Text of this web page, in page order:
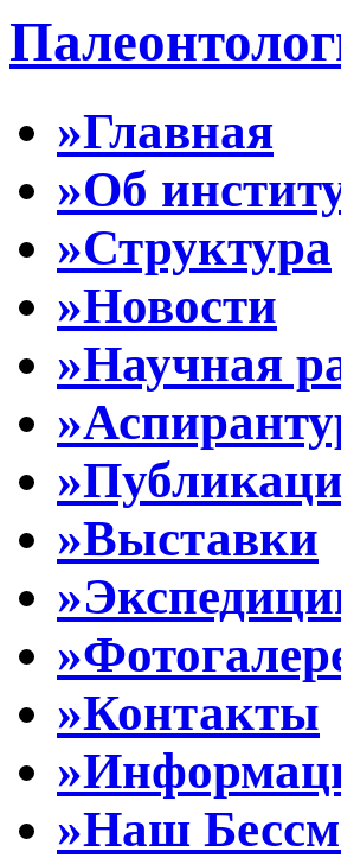
»Главная
»Об
»Структура
»Новости
»Научная
»Выставки
»Контакты
»Наш